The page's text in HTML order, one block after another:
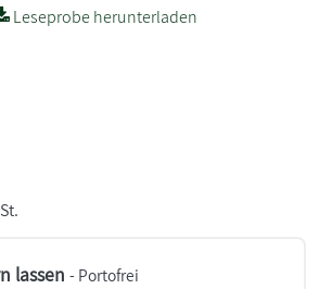
Leseprobe herunterladen
lassen - Portofrei